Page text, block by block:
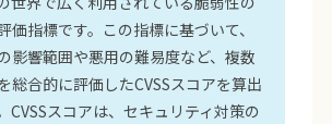
価指標です。この指標に基づいて、
影響範囲や悪用の難易度など、複数
総合的に評価したCVSSスコアを算出
CVSSスコアは、セキュリティ対策の